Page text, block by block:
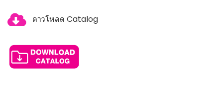
ดาวโหลด Catalog